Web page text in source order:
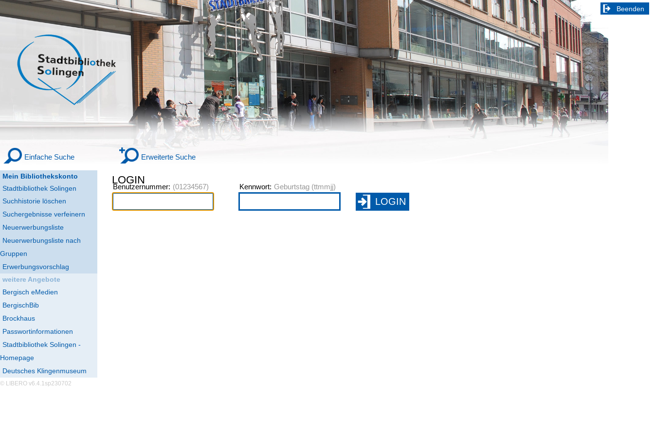
Mein Bibliothekskonto
Stadtbibliothek Solingen
Einfache Suche Erweiterte Suche
Suchhistorie löschen
Suchergebnisse verfeinern
Beenden
Neuerwerbungsliste
Neuerwerbungsliste nach
Gruppen
Erwerbungsvorschlag
weitere Angebote
Bergisch eMedien
BergischBib
Brockhaus
Passwortinformationen
Stadtbibliothek Solingen -
Homepage
Deutsches Klingenmuseum
© LIBERO v6.4.1sp230702
LOGIN
Benutzernummer: Kennwort: